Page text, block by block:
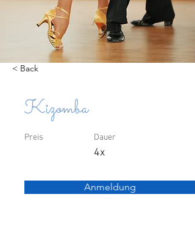
< Back
Kizomba
Preis Dauer
4x
Anmeldung